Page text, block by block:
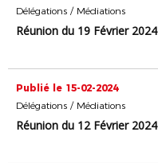
Délégations / Médiations
Réunion du 19 Février 2024
Publié le 15-02-2024
Délégations / Médiations
Réunion du 12 Février 2024